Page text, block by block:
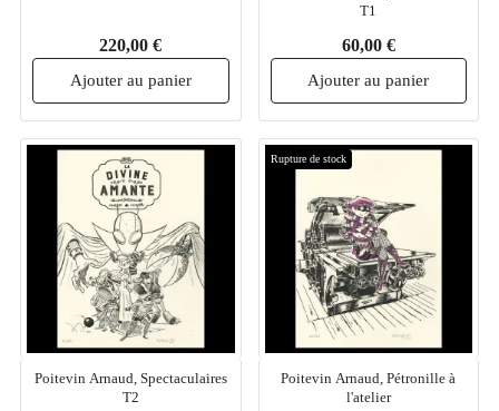
220,00 €
Ajouter au panier
T1
60,00 €
Ajouter au panier
Poitevin Arnaud, Spectaculaires
T2
Rupture de stock
Poitevin Arnaud, Pétronille à
l'atelier